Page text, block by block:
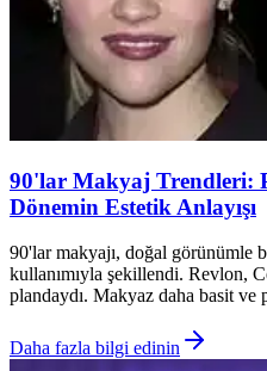
90'lar Makyaj Trendleri:
Dönemin Estetik Anlayışı
90'lar makyajı, doğal görünümle
kullanımıyla şekillendi. Revlon,
plandaydı. Makyaz daha basit ve
Daha fazla bilgi edinin